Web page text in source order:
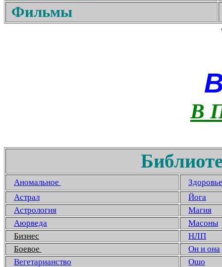
Фильмы
В
Аномальное
Здоровье
Астрал
Йога
Астрология
Магия
Аюрведа
Масоны
Бизнес
НЛП
Боевое
Он и она
Вегетарианство
Ошо